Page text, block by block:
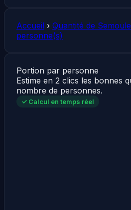
Accueil › Quantité de
personne(s)
Portion par personne
Estime en 2 clics les bonnes
nombre de personnes.
✓ Calcul en temps réel